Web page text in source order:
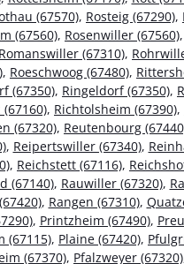
(67570), Rosteig (67290),
(67560), Rosenwiller (67560),
Romanswiller (67310),
, Roeschwoog (67480),
(67350), Ringeldorf (67350),
, Richtolsheim (67390),
(67320), Reutenbourg
, Reipertswiller (67340),
, Reichstett (67116),
(67140), Rauwiller (67320),
, Rangen (67310),
, Printzheim (67490),
(67115), Plaine (67420),
(67370), Pfalzweyer (67320)